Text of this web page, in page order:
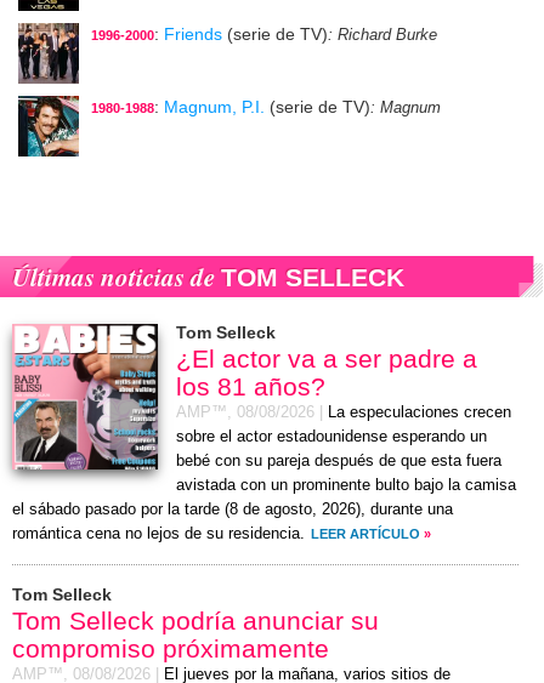
1996-2000: Friends (serie de TV): Richard Burke
1980-1988: Magnum, P.I. (serie de TV): Magnum
Últimas noticias deTOM SELLECK
Tom Selleck
¿El actor va a ser padre a
los 81 años?
AMP™, 08/08/2026
La especulaciones crecen
sobre el actor estadounidense esperando un
bebé con su pareja después de que esta fuera
avistada con un prominente bulto bajo la camisa
el sábado pasado por la tarde (8 de agosto, 2026), durante una
romántica cena no lejos de su residencia.
LEER ARTÍCULO »
Tom Selleck
Tom Selleck podría anunciar su
compromiso próximamente
AMP™, 08/08/2026 El jueves por la mañana, varios sitios de